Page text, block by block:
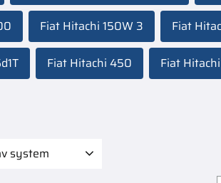
Fiat Hitachi 150W 3 Fiat
Fiat Hitachi 450 Fiat
system